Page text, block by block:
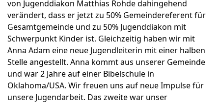
von Jugenddiakon Matthias Rohde dahingehend
verändert, dass er jetzt zu 50% Gemeindereferent für
Gesamtgemeinde und zu 50% Jugenddiakon mit
Schwerpunkt Kinder ist. Gleichzeitig haben wir mit
Anna Adam eine neue Jugendleiterin mit einer halben
Stelle angestellt. Anna kommt aus unserer Gemeinde
und war 2 Jahre auf einer Bibelschule in
Oklahoma/USA. Wir freuen uns auf neue Impulse für
unsere Jugendarbeit. Das zweite war unser